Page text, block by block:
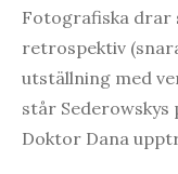
Fotografiska drar
retrospektiv
utställning med
står
Doktor Dana